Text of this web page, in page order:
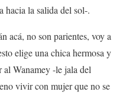
hacia la salida del sol-.
acá, no son parientes, voy a
elige una chica hermosa y
al Wanamey -le jala del
vivir con mujer que no se